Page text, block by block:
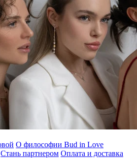
О философии Bud in Love
Стань партнером Оплата и доставка